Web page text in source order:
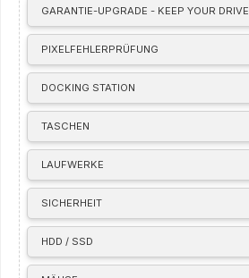
GARANTIE-UPGRADE - KEEP YOUR DRIVE
PIXELFEHLERPRÜFUNG
DOCKING STATION
TASCHEN
LAUFWERKE
SICHERHEIT
HDD / SSD